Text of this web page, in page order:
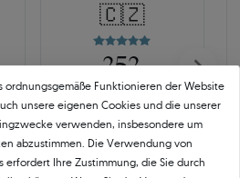
🇨🇿
252
Tschechien
ordnungsgemäße Funktionieren der Website
unsere eigenen Cookies und die unserer
verwenden, insbesondere um
abzustimmen. Die Verwendung von
erfordert Ihre Zustimmung, die Sie durch